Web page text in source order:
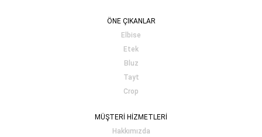
ÖNE ÇIKANLAR
Elbise
Etek
Bluz
Tayt
Crop
MÜŞTERİ HİZMETLERİ
Hakkımızda